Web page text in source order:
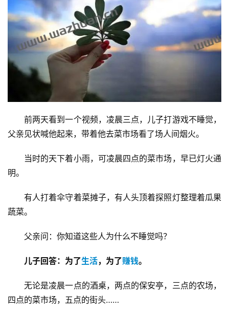
前两天看到一个视频，凌晨三点，儿子打游戏不睡觉，
父亲见状喊他起来，带着他去菜市场看了场人间烟火。
当时的天下着小雨，可凌晨四点的菜市场，早已灯火通
明。
有人打着伞守着菜摊子，有人头顶着探照灯整理着瓜果
蔬菜。
父亲问：你知道这些人为什么不睡觉吗？
儿子回答：为了生活，为了赚钱。
无论是凌晨一点的酒桌，两点的保安亭，三点的农场，
四点的菜市场，五点的街头……